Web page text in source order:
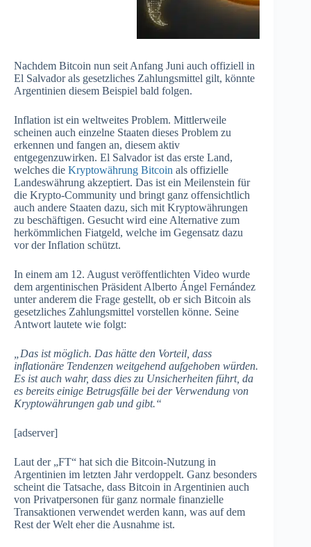
Nachdem Bitcoin nun seit Anfang Juni auch offiziell in
El Salvador als gesetzliches Zahlungsmittel gilt, könnte
Argentinien diesem Beispiel bald folgen.
Inflation ist ein weltweites Problem. Mittlerweile
scheinen auch einzelne Staaten dieses Problem zu
erkennen und fangen an, diesem aktiv
entgegenzuwirken. El Salvador ist das erste Land,
welches die Kryptowährung Bitcoin als offizielle
Landeswährung akzeptiert. Das ist ein Meilenstein für
die Krypto-Community und bringt ganz offensichtlich
auch andere Staaten dazu, sich mit Kryptowährungen
zu beschäftigen. Gesucht wird eine Alternative zum
herkömmlichen Fiatgeld, welche im Gegensatz dazu
vor der Inflation schützt.
In einem am 12. August veröffentlichten Video wurde
dem argentinischen Präsident Alberto Ángel Fernández
unter anderem die Frage gestellt, ob er sich Bitcoin als
gesetzliches Zahlungsmittel vorstellen könne. Seine
Antwort lautete wie folgt:
„Das ist möglich. Das hätte den Vorteil, dass
inflationäre Tendenzen weitgehend aufgehoben würden.
Es ist auch wahr, dass dies zu Unsicherheiten führt, da
es bereits einige Betrugsfälle bei der Verwendung von
Kryptowährungen gab und gibt.“
[adserver]
Laut der „FT“ hat sich die Bitcoin-Nutzung in
Argentinien im letzten Jahr verdoppelt. Ganz besonders
scheint die Tatsache, dass Bitcoin in Argentinien auch
von Privatpersonen für ganz normale finanzielle
Transaktionen verwendet werden kann, was auf dem
Rest der Welt eher die Ausnahme ist.